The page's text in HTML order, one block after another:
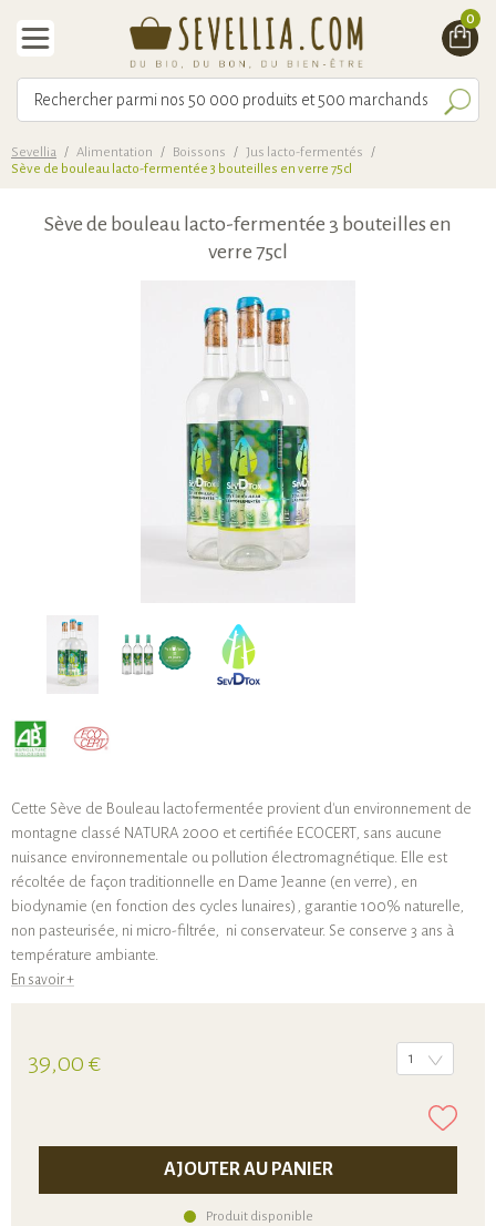
0
Sevellia / Alimentation / Boissons / Jus lacto-fermentés
/
Sève de bouleau lacto-fermentée 3 bouteilles en verre 75cl
Sève de bouleau lacto-fermentée 3 bouteilles en
verre 75cl
Cette Sève de Bouleau lactofermentée provient d'un environnement de
montagne classé NATURA 2000 et certifiée ECOCERT, sans aucune
nuisance environnementale ou pollution électromagnétique. Elle est
récoltée de façon traditionnelle en Dame Jeanne (en verre), en
biodynamie (en fonction des cycles lunaires), garantie 100% naturelle,
non pasteurisée, ni micro-filtrée, ni conservateur. Se conserve 3 ans à
température ambiante.
En savoir +
39,00 € 1
AJOUTER AU PANIER
Produit disponible